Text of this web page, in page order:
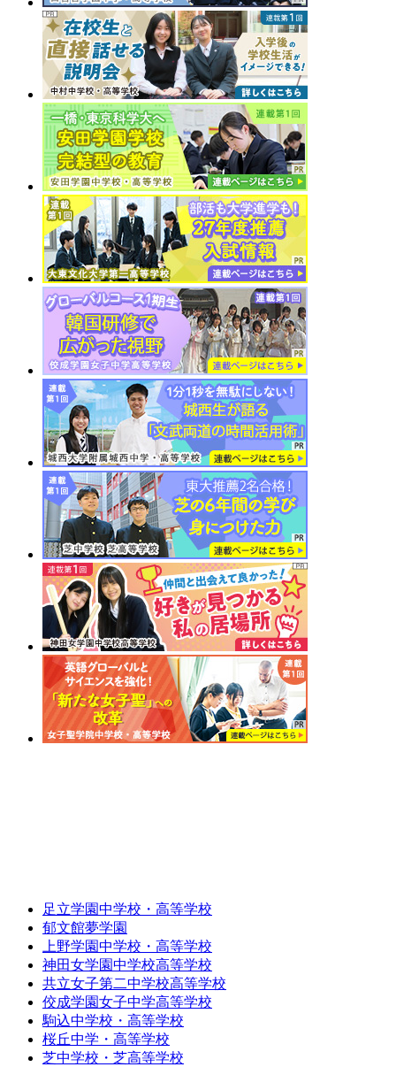
足立学園中学校・高等学校
郁文館夢学園
上野学園中学校・高等学校
神田女学園中学校高等学校
共立女子第二中学校高等学校
佼成学園女子中学高等学校
駒込中学校・高等学校
桜丘中学・高等学校
芝中学校・芝高等学校